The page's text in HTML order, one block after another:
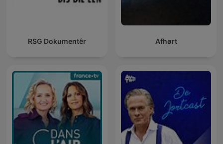
RSG Dokumentêr Afhørt